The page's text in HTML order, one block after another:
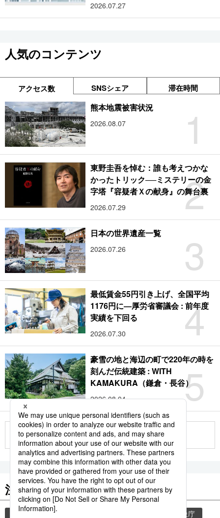
2026.07.27
人気のコンテンツ
アクセス数 SNSシェア 滞在時間
1
熊本地震被害状況
2026.08.07
2
東野圭吾を悼む：誰も考えつかな
かったトリック──ミステリーの金
字塔『容疑者Ｘの献身』の舞台裏
2026.07.29
3
日本の世界遺産一覧
2026.07.26
4
最低賃金55円引き上げ、全国平均
1176円に―厚労省審議会 : 前年度
実績を下回る
2026.07.30
5
豪雪の地と海辺の町で220年の時を
刻んだ伝統建築 : WITH
KAMAKURA（鎌倉・長谷）
2026.08.04
もっと見る
注目のキーワード
共同通信ニュース 気象庁